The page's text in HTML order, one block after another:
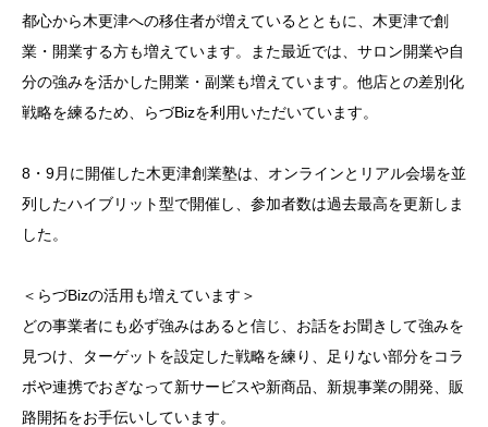
都心から木更津への移住者が増えているとともに、木更津で創
業・開業する方も増えています。また最近では、サロン開業や自
分の強みを活かした開業・副業も増えています。他店との差別化
戦略を練るため、らづBizを利用いただいています。
8・9月に開催した木更津創業塾は、オンラインとリアル会場を並
列したハイブリット型で開催し、参加者数は過去最高を更新しま
した。
＜らづBizの活用も増えています＞
どの事業者にも必ず強みはあると信じ、お話をお聞きして強みを
見つけ、ターゲットを設定した戦略を練り、足りない部分をコラ
ボや連携でおぎなって新サービスや新商品、新規事業の開発、販
路開拓をお手伝いしています。